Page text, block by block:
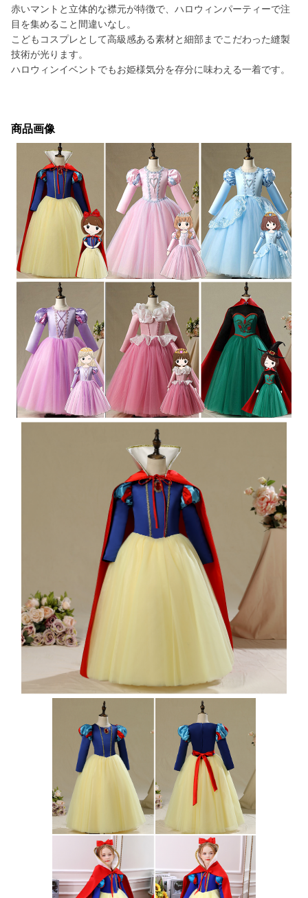
赤いマントと立体的な襟元が特徴で、ハロウィンパーティーで注
目を集めること間違いなし。
こどもコスプレとして高級感ある素材と細部までこだわった縫製
技術が光ります。
ハロウィンイベントでもお姫様気分を存分に味わえる一着です。
商品画像